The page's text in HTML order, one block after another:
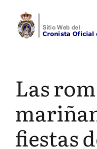
contenido
Las
fiestas